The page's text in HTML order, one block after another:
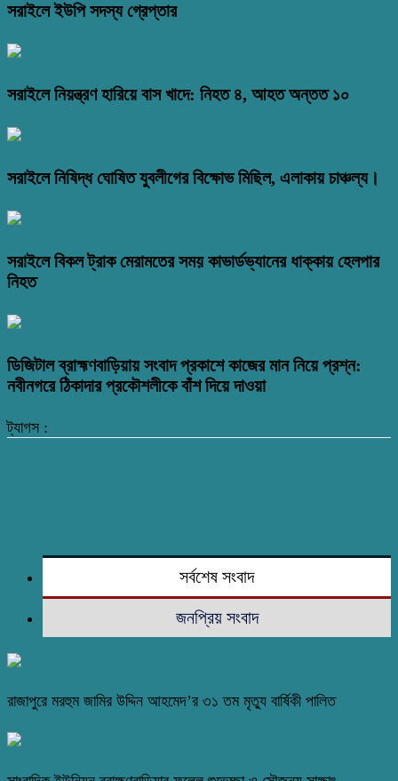
সরাইলে ইউপি সদস্য গ্রেপ্তার
সরাইলে নিয়ন্ত্রণ হারিয়ে বাস খাদে: নিহত ৪, আহত অন্তত ১০
সরাইলে নিষিদ্ধ ঘোষিত যুবলীগের বিক্ষোভ মিছিল, এলাকায় চাঞ্চল্য।
সরাইলে বিকল ট্রাক মেরামতের সময় কাভার্ডভ্যানের ধাক্কায় হেলপার
নিহত
ডিজিটাল ব্রাহ্মণবাড়িয়ায় সংবাদ প্রকাশে কাজের মান নিয়ে প্রশ্ন:
নবীনগরে ঠিকাদার প্রকৌশলীকে বাঁশ দিয়ে দাওয়া
ট্যাগস :
সর্বশেষ সংবাদ
জনপ্রিয় সংবাদ
রাজাপুরে মরহুম জামির উদ্দিন আহমেদ’র ৩১ তম মৃত্যু বার্ষিকী পালিত